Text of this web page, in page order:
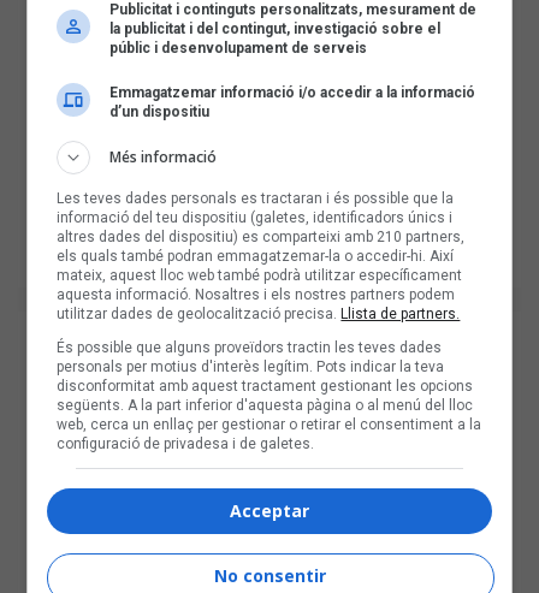
Publicitat i continguts personalitzats, mesurament de
la publicitat i del contingut, investigació sobre el
públic i desenvolupament de serveis
Emmagatzemar informació i/o accedir a la informació
d’un dispositiu
Més informació
Les teves dades personals es tractaran i és possible que la
informació del teu dispositiu (galetes, identificadors únics i
altres dades del dispositiu) es comparteixi amb 210 partners,
els quals també podran emmagatzemar-la o accedir-hi. Així
mateix, aquest lloc web també podrà utilitzar específicament
aquesta informació. Nosaltres i els nostres partners podem
utilitzar dades de geolocalització precisa. Llista de partners.
És possible que alguns proveïdors tractin les teves dades
personals per motius d'interès legítim. Pots indicar la teva
disconformitat amb aquest tractament gestionant les opcions
següents. A la part inferior d'aquesta pàgina o al menú del lloc
web, cerca un enllaç per gestionar o retirar el consentiment a la
configuració de privadesa i de galetes.
Acceptar
No consentir